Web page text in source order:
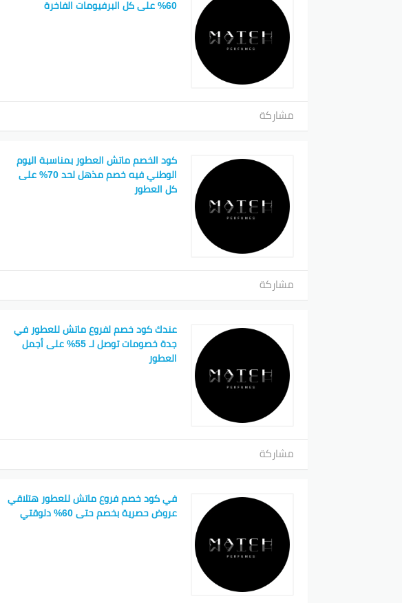
في النهاية، يعد موقع
أكواد الخصم يسهم في
60% على كل البرفيومات الفاخرة
مشاركة
كود الخصم ماتش العطور بمناسبة اليوم
الوطني فيه خصم مذهل لحد 70% على
كل العطور
مشاركة
عندك كود خصم لفروع ماتش للعطور في
جدة خصومات توصل لـ 55% على أجمل
العطور
مشاركة
في كود خصم فروع ماتش للعطور هتلاقي
عروض حصرية بخصم حتى 60% دلوقتي